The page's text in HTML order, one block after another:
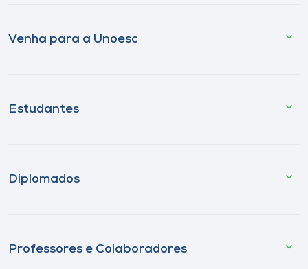
Venha para a Unoesc
Estudantes
Diplomados
Professores e Colaboradores